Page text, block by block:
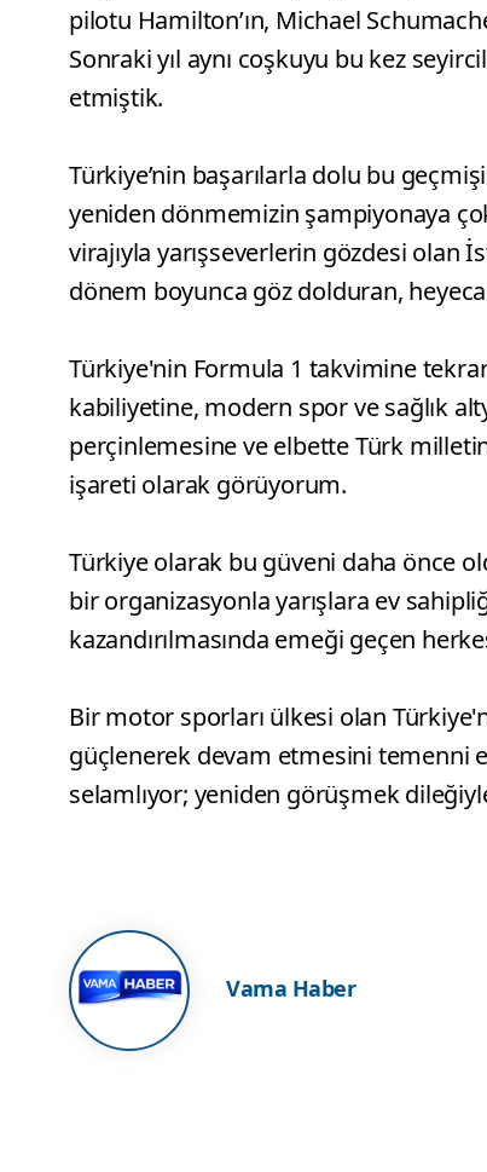
pilotu Hamilton’ın, Michael
Sonraki yıl aynı coşkuyu bu kez
etmiştik.
Türkiye’nin başarılarla dolu bu
yeniden dönmemizin şampiyonaya
virajıyla yarışseverlerin gözdesi olan
dönem boyunca göz dolduran,
Türkiye'nin Formula 1 takvimine
kabiliyetine, modern spor ve sağlık
perçinlemesine ve elbette Türk
işareti olarak görüyorum.
Türkiye olarak bu güveni daha önce
bir organizasyonla yarışlara ev
kazandırılmasında emeği geçen
Bir motor sporları ülkesi olan
güçlenerek devam etmesini temenni
selamlıyor; yeniden görüşmek
Vama Haber